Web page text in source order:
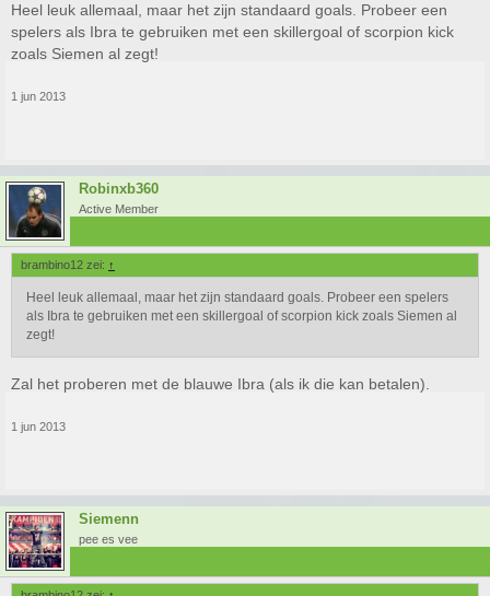
Heel leuk allemaal, maar het zijn standaard goals. Probeer een
spelers als Ibra te gebruiken met een skillergoal of scorpion kick
zoals Siemen al zegt!
1 jun 2013
Robinxb360
Active Member
brambino12 zei: ↑
Heel leuk allemaal, maar het zijn standaard goals. Probeer een spelers
als Ibra te gebruiken met een skillergoal of scorpion kick zoals Siemen al
zegt!
Zal het proberen met de blauwe Ibra (als ik die kan betalen).
1 jun 2013
Siemenn
pee es vee